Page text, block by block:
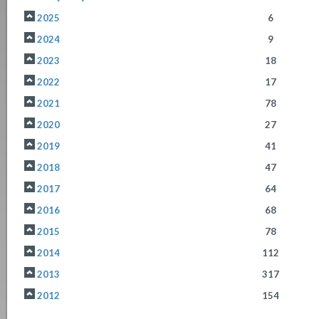
2025
6
2024
9
2023
18
2022
17
2021
78
2020
27
2019
41
2018
47
2017
64
2016
68
2015
78
2014
112
2013
317
2012
154